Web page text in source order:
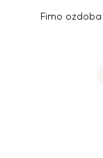
Fimo